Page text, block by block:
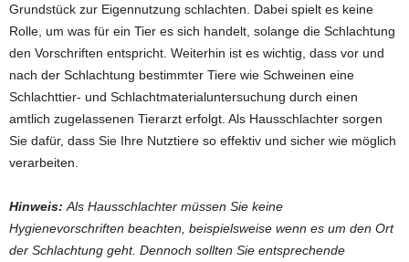
Grundstück zur Eigennutzung schlachten. Dabei spielt es keine
Rolle, um was für ein Tier es sich handelt, solange die Schlachtung
den Vorschriften entspricht. Weiterhin ist es wichtig, dass vor und
nach der Schlachtung bestimmter Tiere wie Schweinen eine
Schlachttier- und Schlachtmaterialuntersuchung durch einen
amtlich zugelassenen Tierarzt erfolgt. Als Hausschlachter sorgen
Sie dafür, dass Sie Ihre Nutztiere so effektiv und sicher wie möglich
verarbeiten.
Hinweis: Als Hausschlachter müssen Sie keine
Hygienevorschriften beachten, beispielsweise wenn es um den Ort
der Schlachtung geht. Dennoch sollten Sie entsprechende